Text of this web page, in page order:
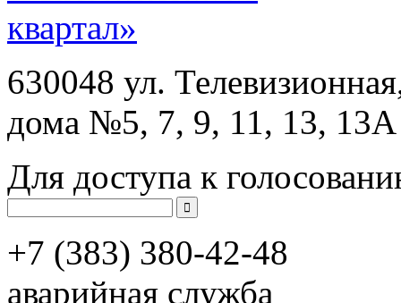
630048 ул.
дома №5, 7, 9, 11, 13, 13А
Для доступа к
+7 (383) 380-42-48
аварийная служба